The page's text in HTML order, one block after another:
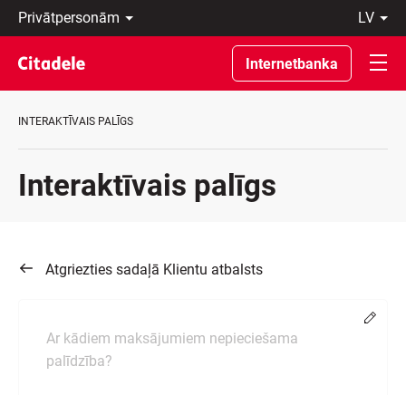
Privātpersonām
Uzņēmumiem
Private
Banking
Par
C
lv
Latviski
По-
русски
In
Internetbanka
INTERAKTĪVAIS PALĪGS
Interaktīvais palīgs
Atgriezties sadaļā Klientu atbalsts
Ar kādiem maksājumiem nepieciešama
palīdzība?